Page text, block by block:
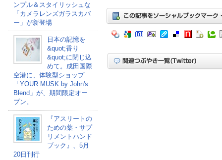
ンプル＆スタイリッシュな
「カメラレンズガラスカバ
ー」が新登場
日本の記憶を
&quot;香り
&quot;に閉じ込
めて。成田国際
空港に、体験型ショップ
「YOUR MUSK by John's
Blend」が、期間限定オー
プン。
『アスリートの
ための薬・サプ
リメントハンド
ブック』、5月
20日刊行